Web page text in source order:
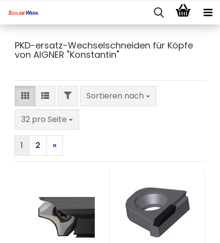
PKD-ersatz-Wechselschneiden für Köpfe
von AIGNER "Konstantin"
FILTERSortieren nach
Sortieren nach
32 pro Seite
pro Seite
1 2 »